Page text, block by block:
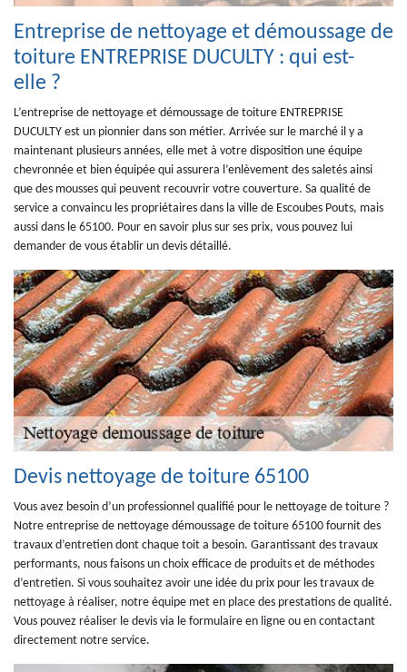
Entreprise de nettoyage et démoussage de
toiture ENTREPRISE DUCULTY : qui est-
elle ?
L’entreprise de nettoyage et démoussage de toiture ENTREPRISE
DUCULTY est un pionnier dans son métier. Arrivée sur le marché il y a
maintenant plusieurs années, elle met à votre disposition une équipe
chevronnée et bien équipée qui assurera l’enlèvement des saletés ainsi
que des mousses qui peuvent recouvrir votre couverture. Sa qualité de
service a convaincu les propriétaires dans la ville de Escoubes Pouts, mais
aussi dans le 65100. Pour en savoir plus sur ses prix, vous pouvez lui
demander de vous établir un devis détaillé.
Devis nettoyage de toiture 65100
Vous avez besoin d’un professionnel qualifié pour le nettoyage de toiture ?
Notre entreprise de nettoyage démoussage de toiture 65100 fournit des
travaux d’entretien dont chaque toit a besoin. Garantissant des travaux
performants, nous faisons un choix efficace de produits et de méthodes
d’entretien. Si vous souhaitez avoir une idée du prix pour les travaux de
nettoyage à réaliser, notre équipe met en place des prestations de qualité.
Vous pouvez réaliser le devis via le formulaire en ligne ou en contactant
directement notre service.